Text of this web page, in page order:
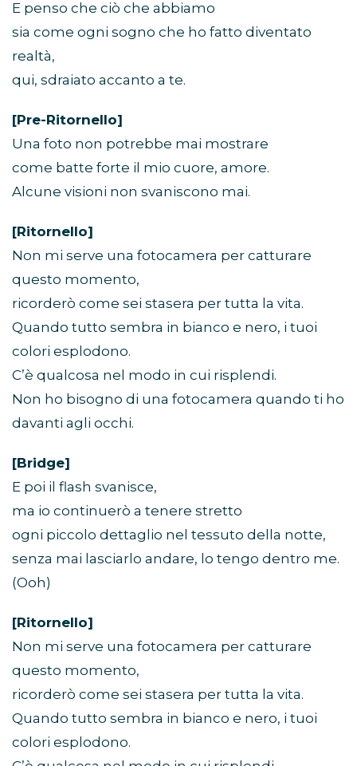
E penso che ciò che abbiamo
sia come ogni sogno che ho fatto diventato
realtà,
qui, sdraiato accanto a te.
[Pre-Ritornello]
Una foto non potrebbe mai mostrare
come batte forte il mio cuore, amore.
Alcune visioni non svaniscono mai.
[Ritornello]
Non mi serve una fotocamera per catturare
questo momento,
ricorderò come sei stasera per tutta la vita.
Quando tutto sembra in bianco e nero, i tuoi
colori esplodono.
C’è qualcosa nel modo in cui risplendi.
Non ho bisogno di una fotocamera quando ti ho
davanti agli occhi.
[Bridge]
E poi il flash svanisce,
ma io continuerò a tenere stretto
ogni piccolo dettaglio nel tessuto della notte,
senza mai lasciarlo andare, lo tengo dentro me.
(Ooh)
[Ritornello]
Non mi serve una fotocamera per catturare
questo momento,
ricorderò come sei stasera per tutta la vita.
Quando tutto sembra in bianco e nero, i tuoi
colori esplodono.